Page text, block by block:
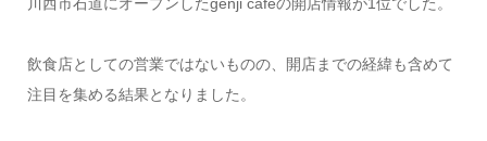
飲食店としての営業ではないものの、開店までの経緯も含めて
注目を集める結果となりました。